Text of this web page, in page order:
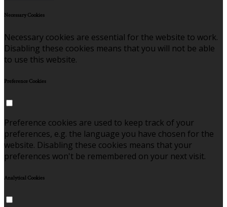
Necessary Cookies
Necessary cookies are essential for the website to work.
Disabling these cookies means that you will not be able
to use this website.
Preference Cookies
Preference cookies are used to keep track of your
preferences, e.g. the language you have chosen for the
website. Disabling these cookies means that your
preferences won't be remembered on your next visit.
Analytical Cookies